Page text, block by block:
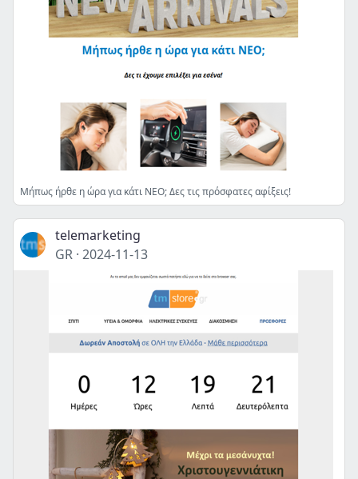
Μήπως ήρθε η ώρα για κάτι ΝΕΟ; Δες τις πρόσφατες αφίξεις!
telemarketing
GR · 2024-11-13